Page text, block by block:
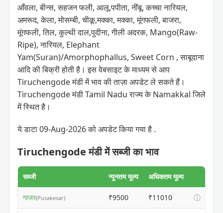
आँवला, बीन्स, सहजन फली, आलू,पपीता, नींबू, कच्चा नारियल,
अमरूद, केला, मोसम्बी, चीकू,मक्का, मक्का, मूंगफली, बाजरा,
मूंगफली, तिल, कुल्थी दाल,पुदीना, गीली अदरक, Mango(Raw-
Ripe), नारियल, Elephant
Yam(Suran)/Amorphophallus, Sweet Corn , साबूदाना
आदि की बिक्री होती है। इस वेबसाइट के माध्यम से आप
Tiruchengode मंडी में भाव की ताज़ा अपडेट ले सकते हैं।
Tiruchengode मंडी Tamil Nadu राज्य के Namakkal जिले
में स्थित है।
ये डाटा 09-Aug-2026 को अपडेट किया गया है .
Tiruchengode मंडी में सब्जी का भाव
सब्जी न्यूनतम मूल्य अधिकतम मूल्य
गाजर(Pusakesar) ₹9500 ₹11010 ⓘ